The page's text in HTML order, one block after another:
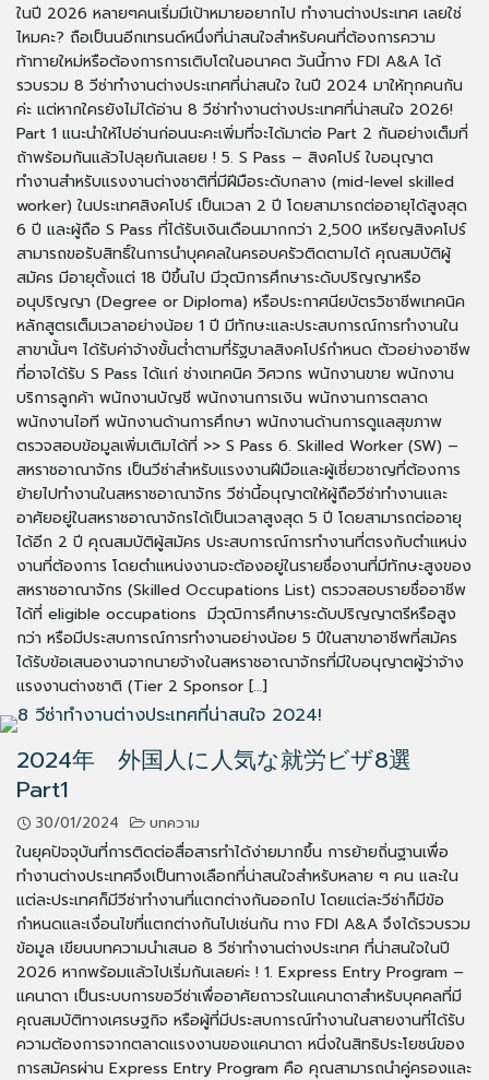
ในปี 2026 หลายๆคนเริ่มมีเป้าหมายอยากไป ทำงานต่างประเทศ เลยใช่
ไหมคะ? ถือเป็นนอีกเทรนด์หนึ่งที่น่าสนใจสำหรับคนที่ต้องการความ
ท้าทายใหม่หรือต้องการการเติบโตในอนาคต วันนี้ทาง FDI A&A ได้
รวบรวม 8 วีซ่าทำงานต่างประเทศที่น่าสนใจ ในปี 2024 มาให้ทุกคนกัน
ค่ะ แต่หากใครยังไม่ได้อ่าน 8 วีซ่าทำงานต่างประเทศที่น่าสนใจ 2026!
Part 1 แนะนำให้ไปอ่านก่อนนะคะเพิ่มที่จะได้มาต่อ Part 2 กันอย่างเต็มที่
ถ้าพร้อมกันแล้วไปลุยกันเลยย ! 5. S Pass – สิงคโปร์ ใบอนุญาต
ทำงานสำหรับแรงงานต่างชาติที่มีฝีมือระดับกลาง (mid-level skilled
worker) ในประเทศสิงคโปร์ เป็นเวลา 2 ปี โดยสามารถต่ออายุได้สูงสุด
6 ปี และผู้ถือ S Pass ที่ได้รับเงินเดือนมากกว่า 2,500 เหรียญสิงคโปร์
สามารถขอรับสิทธิ์ในการนำบุคคลในครอบครัวติดตามได้ คุณสมบัติผู้
สมัคร มีอายุตั้งแต่ 18 ปีขึ้นไป มีวุฒิการศึกษาระดับปริญญาหรือ
อนุปริญญา (Degree or Diploma) หรือประกาศนียบัตรวิชาชีพเทคนิค
หลักสูตรเต็มเวลาอย่างน้อย 1 ปี มีทักษะและประสบการณ์การทำงานใน
สาขานั้นๆ ได้รับค่าจ้างขั้นต่ำตามที่รัฐบาลสิงคโปร์กำหนด ตัวอย่างอาชีพ
ที่อาจได้รับ S Pass ได้แก่ ช่างเทคนิค วิศวกร พนักงานขาย พนักงาน
บริการลูกค้า พนักงานบัญชี พนักงานการเงิน พนักงานการตลาด
พนักงานไอที พนักงานด้านการศึกษา พนักงานด้านการดูแลสุขภาพ
ตรวจสอบข้อมูลเพิ่มเติมได้ที่ >> S Pass 6. Skilled Worker (SW) –
สหราชอาณาจักร เป็นวีซ่าสำหรับแรงงานฝีมือและผู้เชี่ยวชาญที่ต้องการ
ย้ายไปทำงานในสหราชอาณาจักร วีซ่านี้อนุญาตให้ผู้ถือวีซ่าทำงานและ
อาศัยอยู่ในสหราชอาณาจักรได้เป็นเวลาสูงสุด 5 ปี โดยสามารถต่ออายุ
ได้อีก 2 ปี คุณสมบัติผู้สมัคร ประสบการณ์การทำงานที่ตรงกับตำแหน่ง
งานที่ต้องการ โดยตำแหน่งงานจะต้องอยู่ในรายชื่องานที่มีทักษะสูงของ
สหราชอาณาจักร (Skilled Occupations List) ตรวจสอบรายชื่ออาชีพ
ได้ที่ eligible occupations มีวุฒิการศึกษาระดับปริญญาตรีหรือสูง
กว่า หรือมีประสบการณ์การทำงานอย่างน้อย 5 ปีในสาขาอาชีพที่สมัคร
ได้รับข้อเสนองานจากนายจ้างในสหราชอาณาจักรที่มีใบอนุญาตผู้ว่าจ้าง
แรงงานต่างชาติ (Tier 2 Sponsor […]
2024年 外国人に人気な就労ビザ8選
Part1
30/01/2024 บทความ
ในยุคปัจจุบันที่การติดต่อสื่อสารทำได้ง่ายมากขึ้น การย้ายถิ่นฐานเพื่อ
ทำงานต่างประเทศจึงเป็นทางเลือกที่น่าสนใจสำหรับหลาย ๆ คน และใน
แต่ละประเทศก็มีวีซ่าทำงานที่แตกต่างกันออกไป โดยแต่ละวีซ่าก็มีข้อ
กำหนดและเงื่อนไขที่แตกต่างกันไปเช่นกัน ทาง FDI A&A จึงได้รวบรวม
ข้อมูล เขียนบทความนำเสนอ 8 วีซ่าทำงานต่างประเทศ ที่น่าสนใจในปี
2026 หากพร้อมแล้วไปเริ่มกันเลยค่ะ ! 1. Express Entry Program –
แคนาดา เป็นระบบการขอวีซ่าเพื่ออาศัยถาวรในแคนาดาสำหรับบุคคลที่มี
คุณสมบัติทางเศรษฐกิจ หรือผู้ที่มีประสบการณ์ทำงานในสายงานที่ได้รับ
ความต้องการจากตลาดแรงงานของแคนาดา หนี่งในสิทธิประโยชน์ของ
การสมัครผ่าน Express Entry Program คือ คุณสามารถนำคู่ครองและ